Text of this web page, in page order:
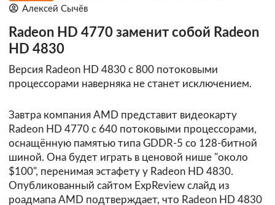
Алексей Сычёв
Radeon HD 4770 заменит собой Radeon
HD 4830
Версия Radeon HD 4830 с 800 потоковыми
процессорами наверняка не станет исключением.
Завтра компания AMD представит видеокарту
Radeon HD 4770 с 640 потоковыми процессорами,
оснащённую памятью типа GDDR-5 со 128-битной
шиной. Она будет играть в ценовой нише "около
$100", перенимая эстафету у Radeon HD 4830.
Опубликованный сайтом ExpReview слайд из
роадмапа AMD подтверждает, что Radeon HD 4830